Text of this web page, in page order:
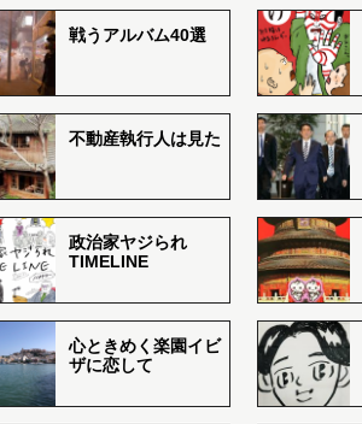
戦うアルバム40選
不動産執行人は見た
政治家ヤジられ
TIMELINE
心ときめく楽園イビ
ザに恋して